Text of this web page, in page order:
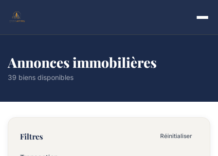
Annonces immobilières
39 biens disponibles
Filtres Réinitialiser